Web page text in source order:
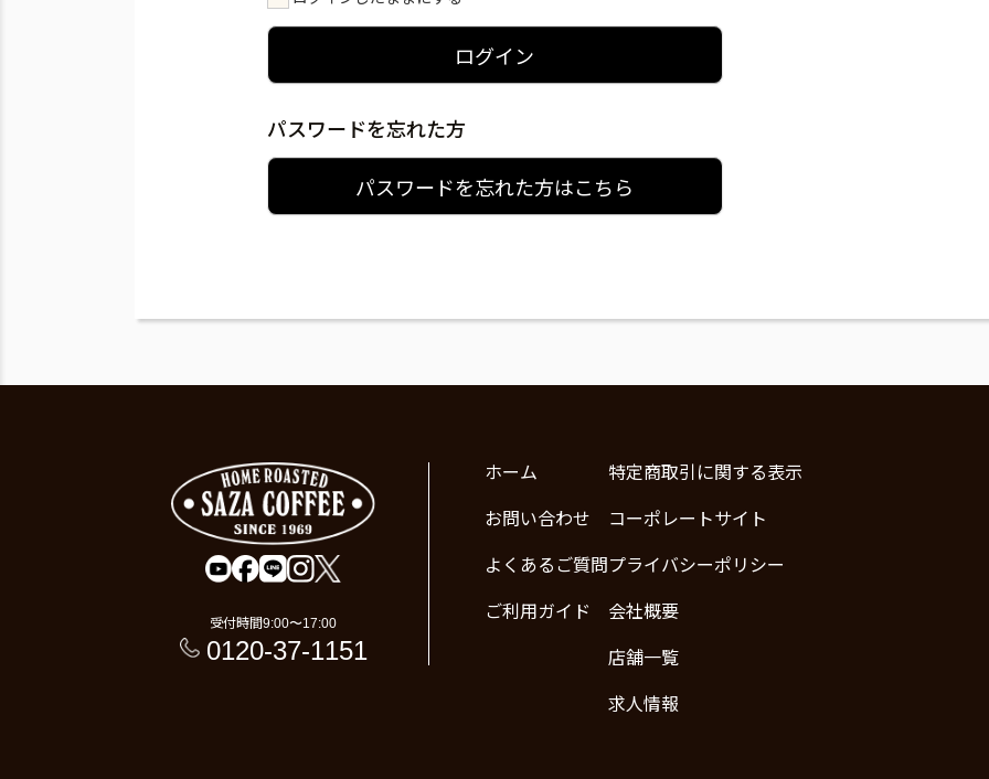
ログイン
パスワードを忘れた方
パスワードを忘れた方はこちら
受付時間9:00〜17:00
0120-37-1151
ホーム
お問い合わせ
よくあるご質問
ご利用ガイド
特定商取引に関する表示
コーポレートサイト
プライバシーポリシー
会社概要
店舗一覧
求人情報